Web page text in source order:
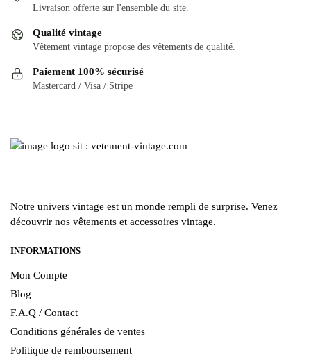
Livraison offerte sur l'ensemble du site.
Qualité vintage
Vêtement vintage propose des vêtements de qualité.
Paiement 100% sécurisé
Mastercard / Visa / Stripe
Notre univers vintage est un monde rempli de surprise. Venez
découvrir nos vêtements et accessoires vintage.
INFORMATIONS
Mon Compte
Blog
F.A.Q / Contact
Conditions générales de ventes
Politique de remboursement